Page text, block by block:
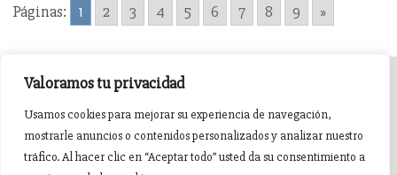
Valoramos tu privacidad
Usamos cookies para mejorar su experiencia de navegación,
mostrarle anuncios o contenidos personalizados y analizar nuestro
tráfico. Al hacer clic en “Aceptar todo” usted da su consentimiento a
Páginas: 1 2 3 4 5 6 7 8 9 »
INICIO AGENDA
NOTICIAS DE PASIÓN
NOTICIAS DE GLORIA
BREVES COFRADES BANDAS